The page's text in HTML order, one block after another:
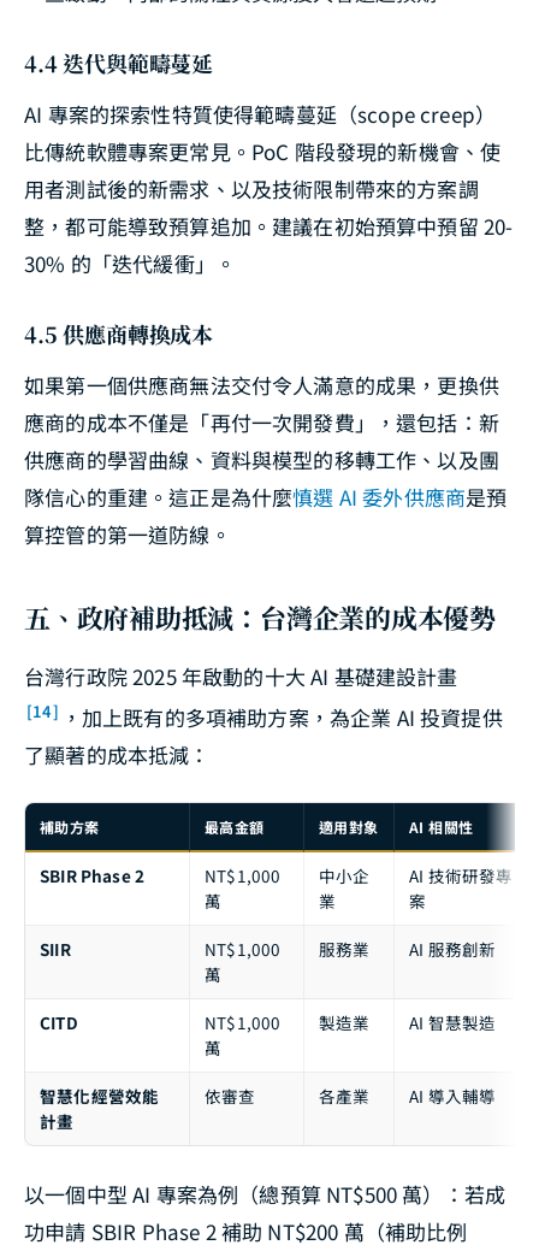
4.4 迭代與範疇蔓延
AI 專案的探索性特質使得範疇蔓延（scope creep）
比傳統軟體專案更常見。PoC 階段發現的新機會、使
用者測試後的新需求、以及技術限制帶來的方案調
整，都可能導致預算追加。建議在初始預算中預留 20-
30% 的「迭代緩衝」。
4.5 供應商轉換成本
如果第一個供應商無法交付令人滿意的成果，更換供
應商的成本不僅是「再付一次開發費」，還包括：新
供應商的學習曲線、資料與模型的移轉工作、以及團
隊信心的重建。這正是為什麼慎選 AI 委外供應商是預
算控管的第一道防線。
五、政府補助抵減：台灣企業的成本優勢
台灣行政院 2025 年啟動的十大 AI 基礎建設計畫
[14] ，加上既有的多項補助方案，為企業 AI 投資提供
了顯著的成本抵減：
補助方案 最高金額 適用對象 AI 相關性
SBIR Phase 2
NT$1,000
萬
中小企
業
AI 技術研發專
案
SIIR
NT$1,000
萬
服務業 AI 服務創新
CITD
NT$1,000
萬
製造業 AI 智慧製造
智慧化經營效能
計畫
依審查 各產業 AI 導入輔導
以一個中型 AI 專案為例（總預算 NT$500 萬）：若成
功申請 SBIR Phase 2 補助 NT$200 萬（補助比例